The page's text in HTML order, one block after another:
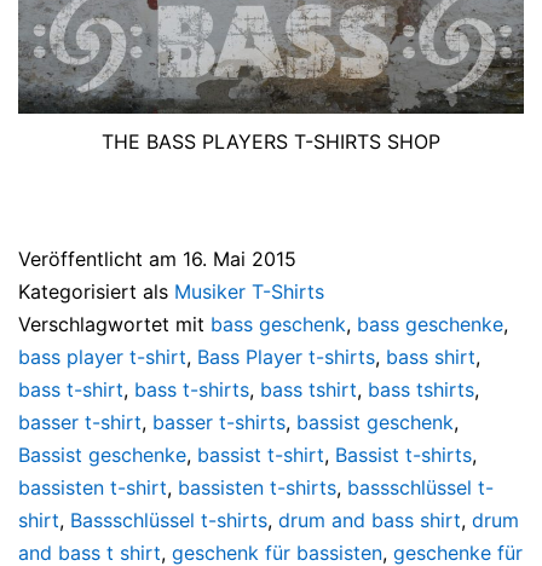
THE BASS PLAYERS T-SHIRTS SHOP
Veröffentlicht am 16. Mai 2015
Kategorisiert als Musiker T-Shirts
Verschlagwortet mit bass geschenk, bass geschenke,
bass player t-shirt, Bass Player t-shirts, bass shirt,
bass t-shirt, bass t-shirts, bass tshirt, bass tshirts,
basser t-shirt, basser t-shirts, bassist geschenk,
Bassist geschenke, bassist t-shirt, Bassist t-shirts,
bassisten t-shirt, bassisten t-shirts, bassschlüssel t-
shirt, Bassschlüssel t-shirts, drum and bass shirt, drum
and bass t shirt, geschenk für bassisten, geschenke für